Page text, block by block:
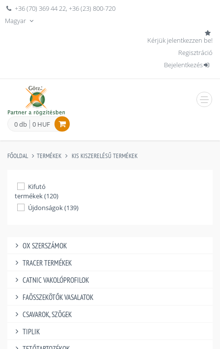
+36 (70) 369 44 22,+36 (23) 800-720
Magyar
Kérjük jelentkezzen be!
Regisztráció
Bejelentkezés
0 db 0 HUF
FŐOLDAL TERMÉKEK KIS KISZERELÉSŰ TERMÉKEK
Kifutó
termékek (120)
Újdonságok (139)
OX SZERSZÁMOK
TRACER TERMÉKEK
CATNIC VAKOLÓPROFILOK
FAÖSSZEKÖTŐK VASALATOK
CSAVAROK, SZÖGEK
TIPLIK